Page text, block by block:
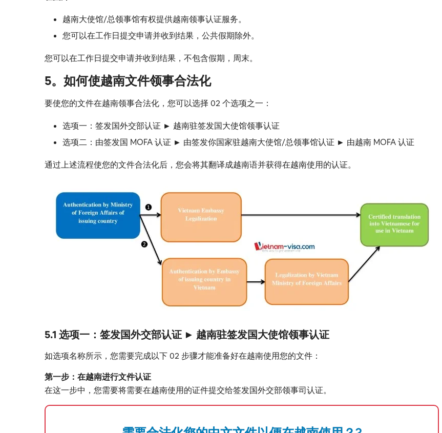
越南大使馆/总领事馆有权提供越南领事认证服务。
您可以在工作日提交申请并收到结果，公共假期除外。
您可以在工作日提交申请并收到结果，不包含假期，周末。
5。 如何使越南文件领事合法化
要使您的文件在越南领事合法化，您可以选择 02 个选项之一：
选项一：签发国外交部认证 ► 越南驻签发国大使馆领事认证
选项二：由签发国 MOFA 认证 ► 由签发你国家驻越南大使馆/总领事馆认证 ► 由越南 MOFA 认证
通过上述流程使您的文件合法化后，您会将其翻译成越南语并获得在越南使用的认证。
5.1 选项一：签发国外交部认证 ► 越南驻签发国大使馆领事认证
如选项名称所示，您需要完成以下 02 步骤才能准备好在越南使用您的文件：
第一步：在越南进行文件认证
在这一步中，您需要将需要在越南使用的证件提交给签发国外交部领事司认证。